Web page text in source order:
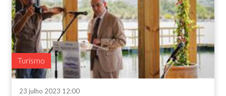
Turismo
23 julho 2023 12:00